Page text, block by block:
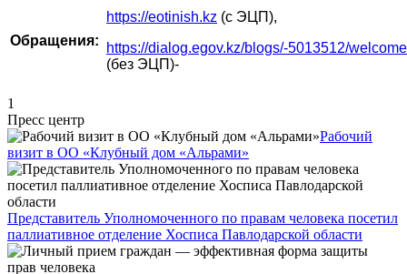
Обращения:
https://eotinish.kz (с ЭЦП),
https://dialog.egov.kz/blogs/-5013512/welcome
(без ЭЦП)-
1
Пресс центр
Рабочий
визит в ОО «Клубный дом «Альрами»
Представитель Уполномоченного по правам человека посетил
паллиативное отделение Хосписа Павлодарской области